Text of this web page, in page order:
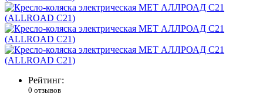
Рейтинг:
0 отзывов